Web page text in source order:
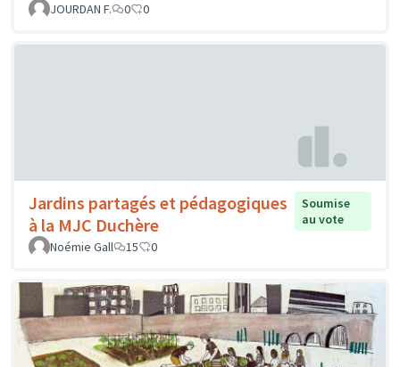
JOURDAN F. 0 0
Jardins partagés et pédagogiques
à la MJC Duchère
Soumise
au vote
Noémie Gall
15 0